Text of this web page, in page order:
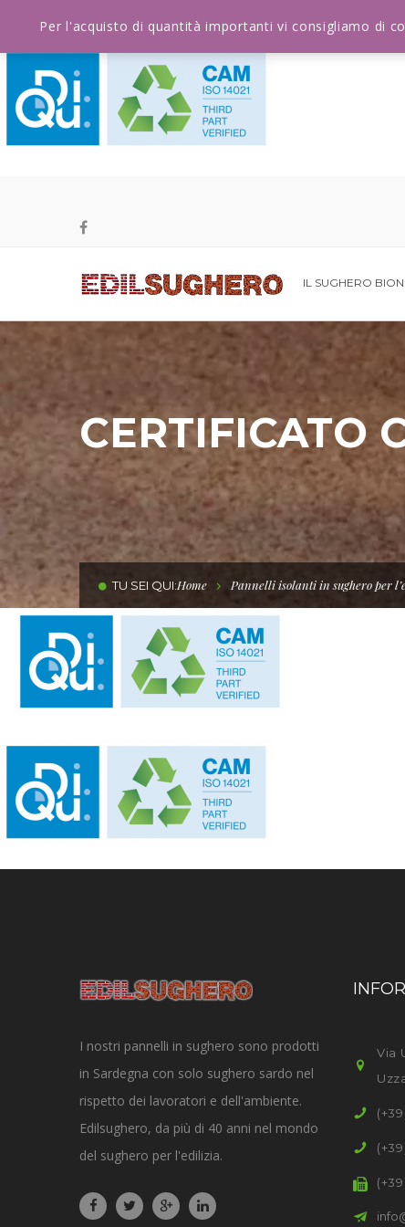
IL SUGHERO
CERTIFICATO
TU SEI QUI:Home Pannelli isolanti in sughero per
I nostri pannelli in sughero sono prodotti
in Sardegna con solo sughero sardo nel
rispetto dei lavoratori e dell'ambiente.
Edilsughero, da più di 40 anni nel mondo
del sughero per l'edilizia.
Via
Per l'acquisto di quantità importanti vi consigliamo di